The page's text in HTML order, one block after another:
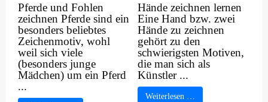
Pferde und Fohlen
zeichnen Pferde sind ein
besonders beliebtes
Zeichenmotiv, wohl
weil sich viele
(besonders junge
Mädchen) um ein Pferd
...
Hände zeichnen lernen
Eine Hand bzw. zwei
Hände zu zeichnen
gehört zu den
schwierigsten Motiven,
die man sich als
Künstler ...
Weiterlesen …